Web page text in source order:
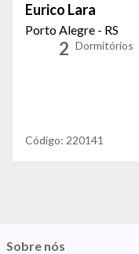
Eurico Lara
Porto Alegre - RS
2 Dormitórios
Código: 220141
Sobre nós